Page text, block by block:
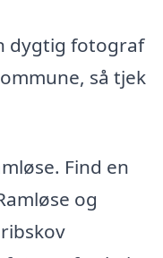
dygtig fotograf
så tjek
Find en
og